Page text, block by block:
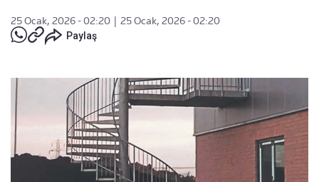
25 Ocak, 2026 - 02:20
25 Ocak, 2026 - 02:20
Paylaş